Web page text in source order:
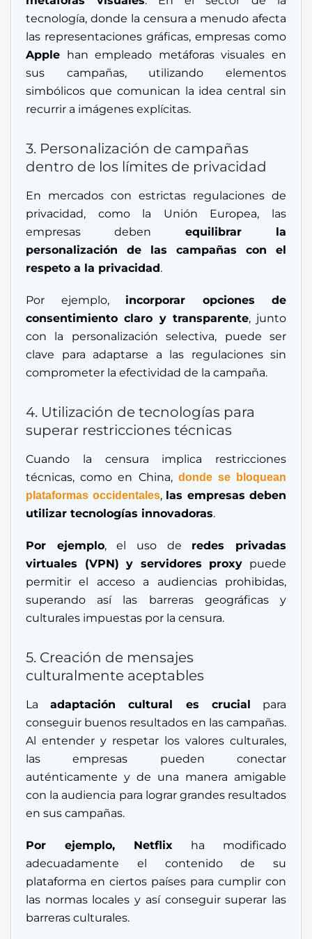
tecnología, donde la censura a menudo afecta
las representaciones gráficas, empresas como
Apple han empleado metáforas visuales en
sus campañas, utilizando elementos
simbólicos que comunican la idea central sin
recurrir a imágenes explícitas.
3. Personalización de campañas
dentro de los límites de privacidad
En mercados con estrictas regulaciones de
privacidad, como la Unión Europea, las
empresas deben equilibrar la
personalización de las campañas con el
respeto a la privacidad.
Por ejemplo, incorporar opciones de
consentimiento claro y transparente, junto
con la personalización selectiva, puede ser
clave para adaptarse a las regulaciones sin
comprometer la efectividad de la campaña.
4. Utilización de tecnologías para
superar restricciones técnicas
Cuando la censura implica restricciones
técnicas, como en China, donde se bloquean
plataformas occidentales, las empresas deben
utilizar tecnologías innovadoras.
Por ejemplo, el uso de redes privadas
virtuales (VPN) y servidores proxy puede
permitir el acceso a audiencias prohibidas,
superando así las barreras geográficas y
culturales impuestas por la censura.
5. Creación de mensajes
culturalmente aceptables
Laadaptación cultural es crucial para
conseguir buenos resultados en las campañas.
Al entender y respetar los valores culturales,
las empresas pueden conectar
auténticamente y de una manera amigable
con la audiencia para lograr grandes resultados
en sus campañas.
Por ejemplo, Netflix ha modificado
adecuadamente el contenido de su
plataforma en ciertos países para cumplir con
las normas locales y así conseguir superar las
barreras culturales.